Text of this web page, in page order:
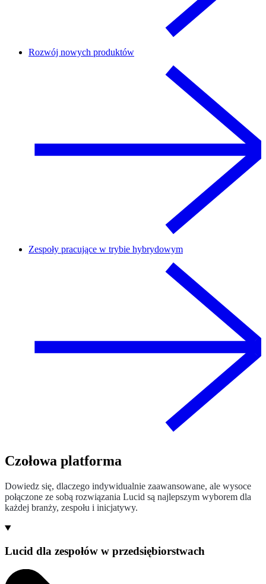
Rozwój nowych produktów
Zespoły pracujące w trybie hybrydowym
Czołowa platforma
Dowiedz się, dlaczego indywidualnie zaawansowane, ale wysoce
połączone ze sobą rozwiązania Lucid są najlepszym wyborem dla
każdej branży, zespołu i inicjatywy.
Lucid dla zespołów w przedsiębiorstwach